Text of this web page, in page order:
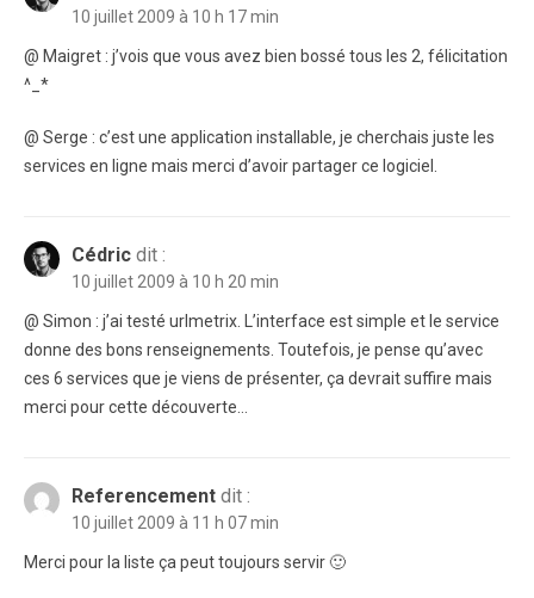
10 juillet 2009 à 10 h 17 min
@ Maigret : j’vois que vous avez bien bossé tous les 2, félicitation
^_*
@ Serge : c’est une application installable, je cherchais juste les
services en ligne mais merci d’avoir partager ce logiciel.
Cédric dit :
10 juillet 2009 à 10 h 20 min
@ Simon : j’ai testé urlmetrix. L’interface est simple et le service
donne des bons renseignements. Toutefois, je pense qu’avec
ces 6 services que je viens de présenter, ça devrait suffire mais
merci pour cette découverte…
Referencement dit :
10 juillet 2009 à 11 h 07 min
Merci pour la liste ça peut toujours servir 🙂